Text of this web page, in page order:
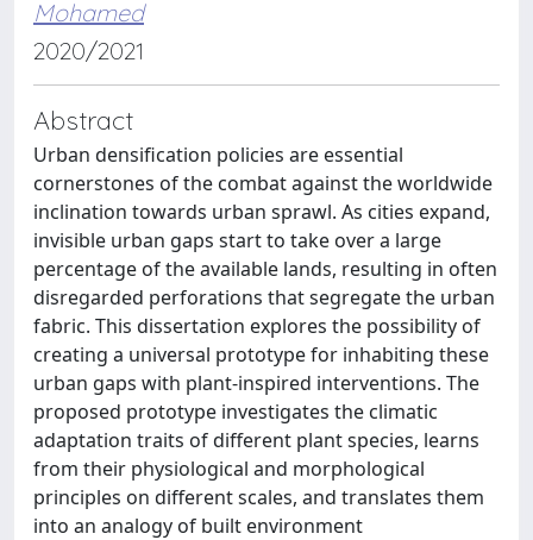
Mohamed
2020/2021
Abstract
Urban densification policies are essential
cornerstones of the combat against the worldwide
inclination towards urban sprawl. As cities expand,
invisible urban gaps start to take over a large
percentage of the available lands, resulting in often
disregarded perforations that segregate the urban
fabric. This dissertation explores the possibility of
creating a universal prototype for inhabiting these
urban gaps with plant-inspired interventions. The
proposed prototype investigates the climatic
adaptation traits of different plant species, learns
from their physiological and morphological
principles on different scales, and translates them
into an analogy of built environment